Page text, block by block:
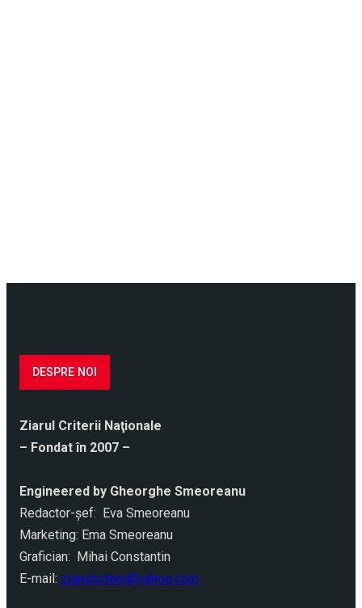
DESPRE NOI
Ziarul Criterii Naţionale
– Fondat în 2007 –
Engineered by Gheorghe Smeoreanu
Redactor-şef: Eva Smeoreanu
Marketing: Ema Smeoreanu
Grafician: Mihai Constantin
E-mail: ziarulcriterii@yahoo.com